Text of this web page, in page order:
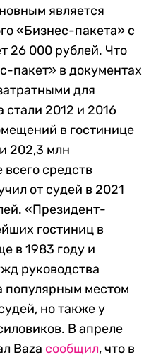
является
«Бизнес-пакета» с
26 000 рублей. Что
пакет» в документах
для
стали 2012 и 2016
в гостинице
202,3 млн
средств
от судей в 2021
«Президент-
гостиниц в
в 1983 году и
руководства
популярным местом
но также у
В апреле
Baza сообщил, что в